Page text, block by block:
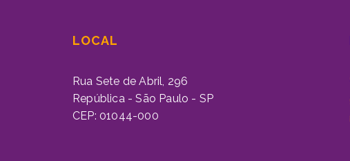
LOCAL
Rua Sete de Abril, 296
República - São Paulo - SP
CEP: 01044-000